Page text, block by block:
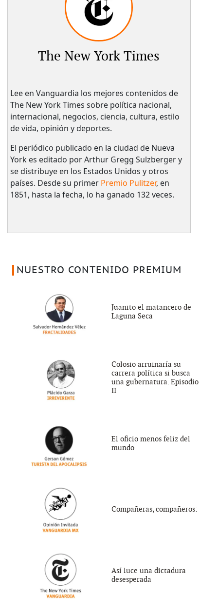
The New York Times
Lee en Vanguardia los mejores contenidos de
The New York Times sobre política nacional,
internacional, negocios, ciencia, cultura, estilo
de vida, opinión y deportes.
El periódico publicado en la ciudad de Nueva
York es editado por Arthur Gregg Sulzberger y
se distribuye en los Estados Unidos y otros
países. Desde su primer Premio Pulitzer, en
1851, hasta la fecha, lo ha ganado 132 veces.
NUESTRO CONTENIDO PREMIUM
Juanito el matancero de
Laguna Seca
Colosio arruinaría su
carrera política si busca
una gubernatura. Episodio
II
El oficio menos feliz del
mundo
Compañeras, compañeros:
Así luce una dictadura
desesperada